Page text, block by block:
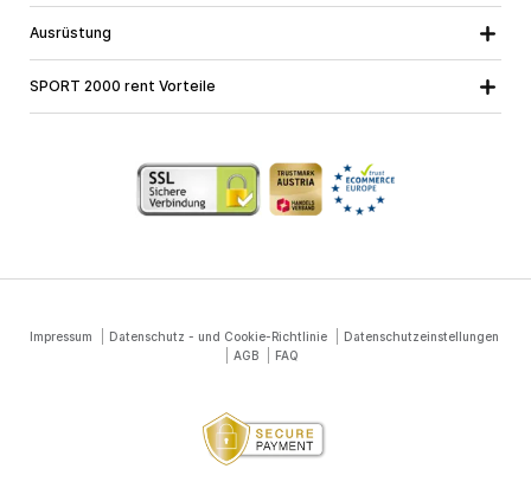
Steiermark
Vorarlberg
Ausrüstung
Langlaufausrüstung
SPORT 2000 rent Vorteile
Jobs bei SPORT 2000
Impressum Datenschutz - und Cookie-Richtlinie
Datenschutzeinstellungen
AGB
FAQ